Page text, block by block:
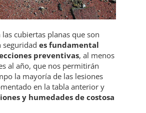
cubiertas planas que son
seguridad es fundamental
preventivas, al menos
al año, que nos permitirán
la mayoría de las lesiones
en la tabla anterior y
y humedades de costosa